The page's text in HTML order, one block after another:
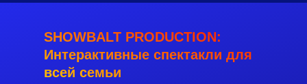
SHOWBALT PRODUCTION:
Интерактивные спектакли для
всей семьи